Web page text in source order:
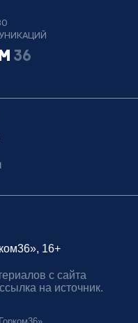
16+
с сайта
на источник.